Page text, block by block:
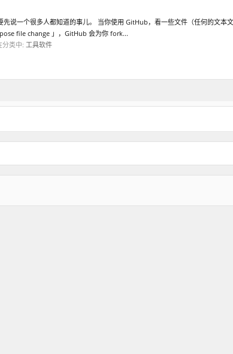
说一个很多人都知道的事儿。 当你使用 GitHub，看一些文件（任何的文本
file change 」，GitHub 会为你 fork...
分类中: 工具软件